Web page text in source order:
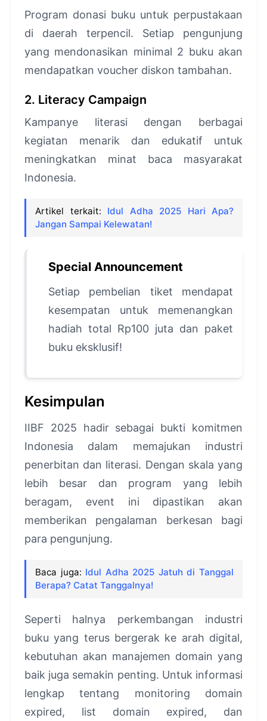
Program donasi buku untuk perpustakaan
di daerah terpencil. Setiap pengunjung
yang mendonasikan minimal 2 buku akan
mendapatkan voucher diskon tambahan.
2. Literacy Campaign
Kampanye literasi dengan berbagai
kegiatan menarik dan edukatif untuk
meningkatkan minat baca masyarakat
Indonesia.
Artikel terkait: Idul Adha 2025 Hari Apa?
Jangan Sampai Kelewatan!
Special Announcement
Setiap pembelian tiket mendapat
kesempatan untuk memenangkan
hadiah total Rp100 juta dan paket
buku eksklusif!
Kesimpulan
IIBF 2025 hadir sebagai bukti komitmen
Indonesia dalam memajukan industri
penerbitan dan literasi. Dengan skala yang
lebih besar dan program yang lebih
beragam, event ini dipastikan akan
memberikan pengalaman berkesan bagi
para pengunjung.
Baca juga: Idul Adha 2025 Jatuh di Tanggal
Berapa? Catat Tanggalnya!
Seperti halnya perkembangan industri
buku yang terus bergerak ke arah digital,
kebutuhan akan manajemen domain yang
baik juga semakin penting. Untuk informasi
lengkap tentang monitoring domain
expired, list domain expired, dan